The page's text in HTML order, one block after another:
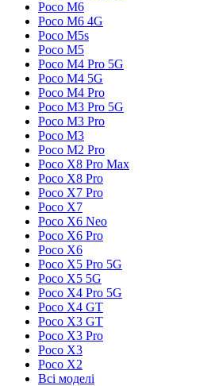
Poco M6
Poco M6 4G
Poco M5s
Poco M5
Poco M4 Pro 5G
Poco M4 5G
Poco M4 Pro
Poco M3 Pro 5G
Poco M3 Pro
Poco M3
Poco M2 Pro
Poco X8 Pro Max
Poco X8 Pro
Poco X7 Pro
Poco X7
Poco X6 Neo
Poco X6 Pro
Poco X6
Poco X5 Pro 5G
Poco X5 5G
Poco X4 Pro 5G
Poco X4 GT
Poco X3 GT
Poco X3 Pro
Poco X3
Poco X2
Всі моделі